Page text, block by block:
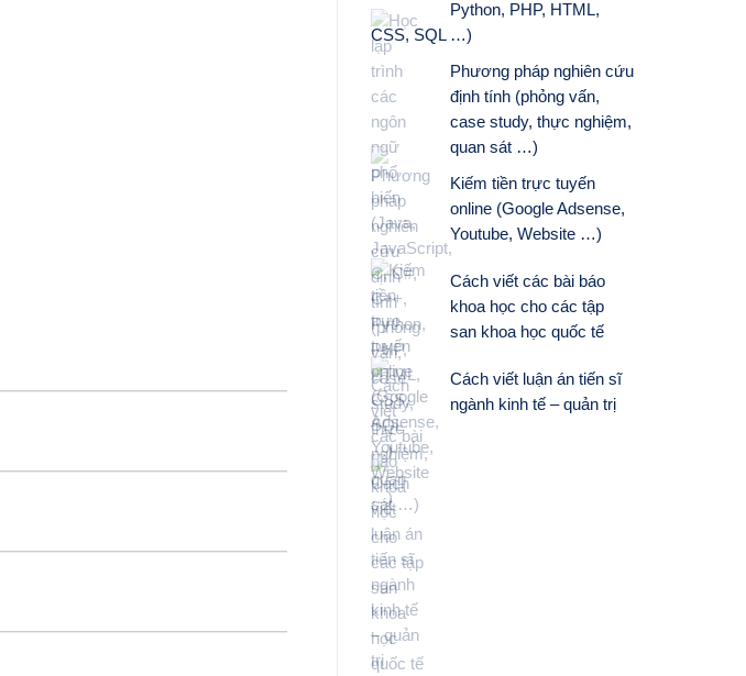
Python, PHP, HTML,
CSS, SQL …)
Phương pháp nghiên cứu
định tính (phỏng vấn,
case study, thực nghiệm,
quan sát …)
Kiếm tiền trực tuyến
online (Google Adsense,
Youtube, Website …)
Cách viết các bài báo
khoa học cho các tập
san khoa học quốc tế
Cách viết luận án tiến sĩ
ngành kinh tế – quản trị